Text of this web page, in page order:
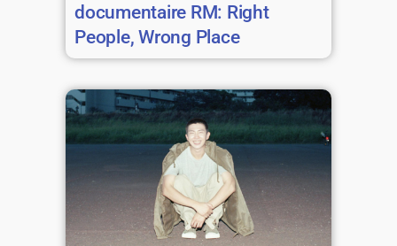
documentaire RM: Right
People, Wrong Place